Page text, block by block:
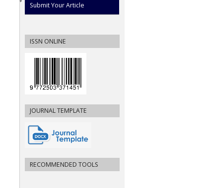
Submit Your Article
ISSN ONLINE
JOURNAL TEMPLATE
RECOMMENDED TOOLS